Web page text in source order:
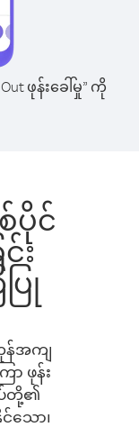
ဖုန်းခေါ်မှု” ကို
ပိုင်
း
ြု
န်အကျ
ာ ဖုန်း
ပ်တို့၏
သော၊